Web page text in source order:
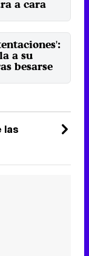
a cara
las ...
a su
besarse
las